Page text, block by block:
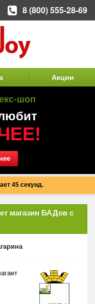
Акции
шоп
45 секунд.
магазин БАДов с
8 (800) 555-28-69